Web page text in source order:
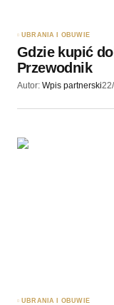
UBRANIA I OBUWIE
Gdzie kupić
Przewodnik
Autor: Wpis partnerski
UBRANIA I OBUWIE